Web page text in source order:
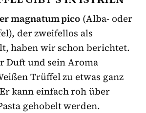
magnatum pico (Alba- oder
der zweifellos als
haben wir schon berichtet.
Duft und sein Aroma
Trüffel zu etwas ganz
kann einfach roh über
gehobelt werden.